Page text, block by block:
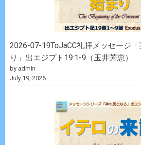
2026-07-19ToJaCC礼拝メッセージ「
り」出エジプト19:1-9（玉井芳恵）
by admin
July 19, 2026